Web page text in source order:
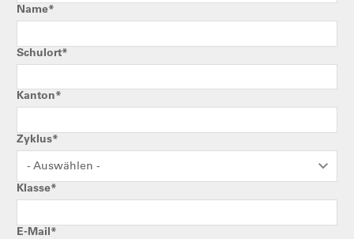
Name*
Schulort*
Kanton*
Zyklus*
- Auswählen -
Klasse*
E-Mail*